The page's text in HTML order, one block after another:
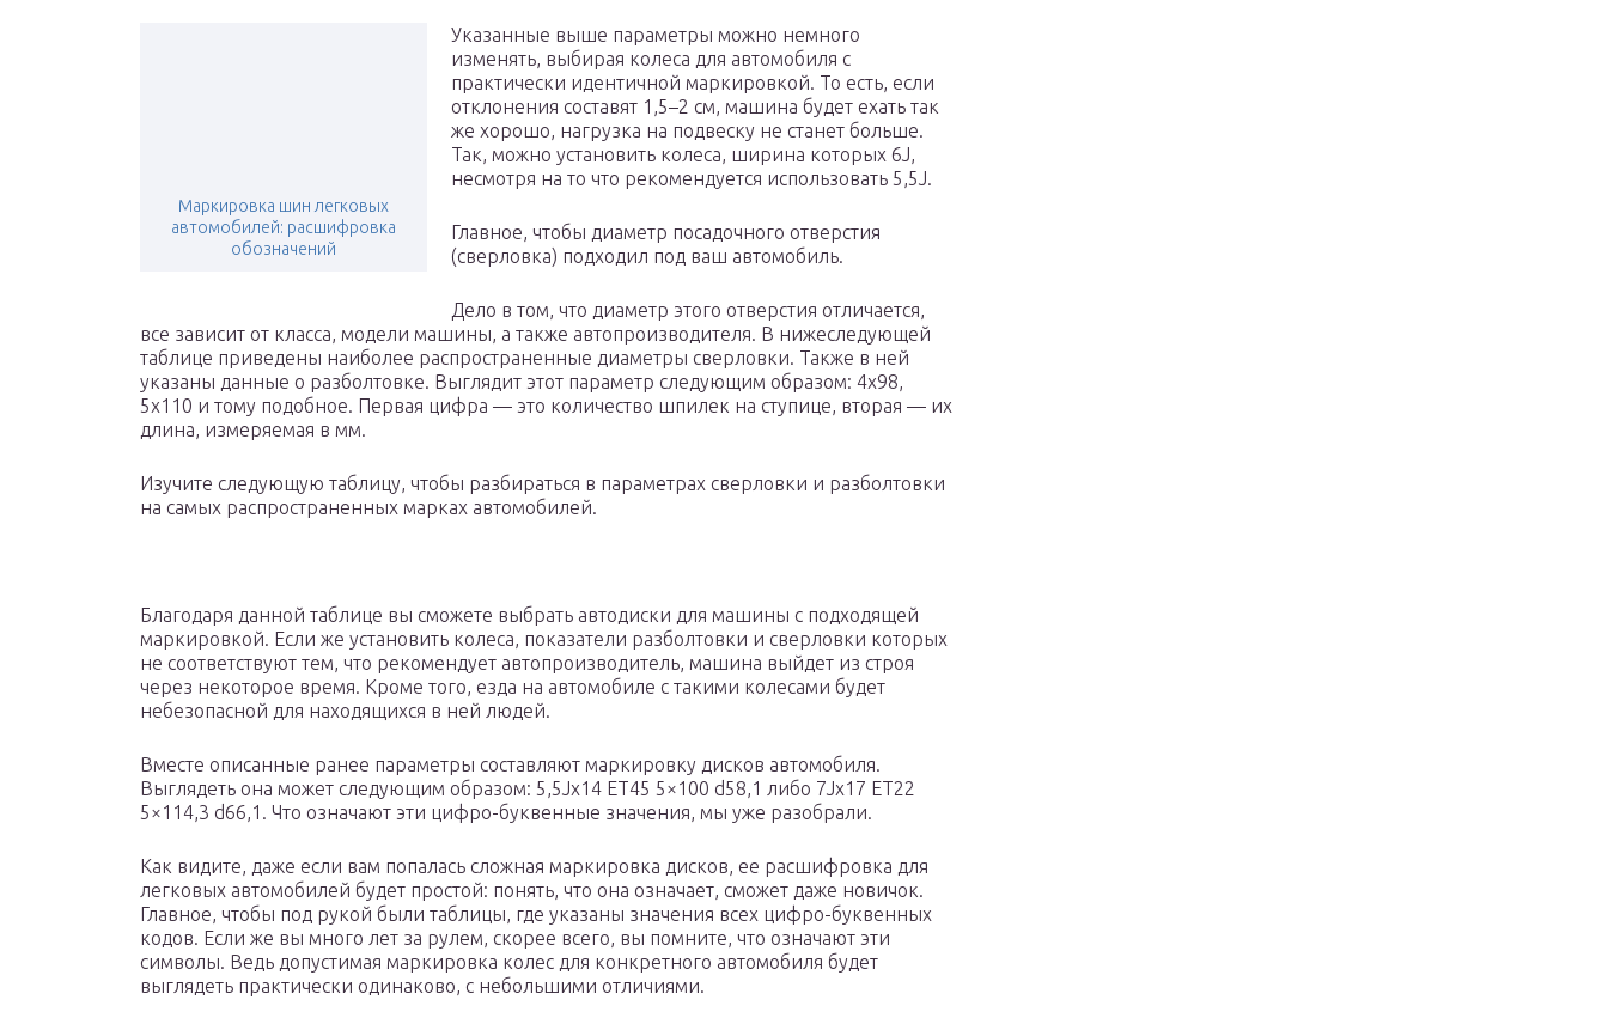
Маркировка шин легковых
автомобилей: расшифровка
обозначений
Указанные выше параметры можно немного
изменять, выбирая колеса для автомобиля с
практически идентичной маркировкой. То есть, если
отклонения составят 1,5–2 см, машина будет ехать так
же хорошо, нагрузка на подвеску не станет больше.
Так, можно установить колеса, ширина которых 6J,
несмотря на то что рекомендуется использовать 5,5J.
Главное, чтобы диаметр посадочного отверстия
(сверловка) подходил под ваш автомобиль.
Дело в том, что диаметр этого отверстия отличается,
все зависит от класса, модели машины, а также автопроизводителя. В нижеследующей
таблице приведены наиболее распространенные диаметры сверловки. Также в ней
указаны данные о разболтовке. Выглядит этот параметр следующим образом: 4х98,
5х110 и тому подобное. Первая цифра — это количество шпилек на ступице, вторая — их
длина, измеряемая в мм.
Изучите следующую таблицу, чтобы разбираться в параметрах сверловки и разболтовки
на самых распространенных марках автомобилей.
Благодаря данной таблице вы сможете выбрать автодиски для машины с подходящей
маркировкой. Если же установить колеса, показатели разболтовки и сверловки которых
не соответствуют тем, что рекомендует автопроизводитель, машина выйдет из строя
через некоторое время. Кроме того, езда на автомобиле с такими колесами будет
небезопасной для находящихся в ней людей.
Вместе описанные ранее параметры составляют маркировку дисков автомобиля.
Выглядеть она может следующим образом: 5,5Jx14 ET45 5×100 d58,1 либо 7Jx17 ET22
5×114,3 d66,1. Что означают эти цифро-буквенные значения, мы уже разобрали.
Как видите, даже если вам попалась сложная маркировка дисков, ее расшифровка для
легковых автомобилей будет простой: понять, что она означает, сможет даже новичок.
Главное, чтобы под рукой были таблицы, где указаны значения всех цифро-буквенных
кодов. Если же вы много лет за рулем, скорее всего, вы помните, что означают эти
символы. Ведь допустимая маркировка колес для конкретного автомобиля будет
выглядеть практически одинаково, с небольшими отличиями.